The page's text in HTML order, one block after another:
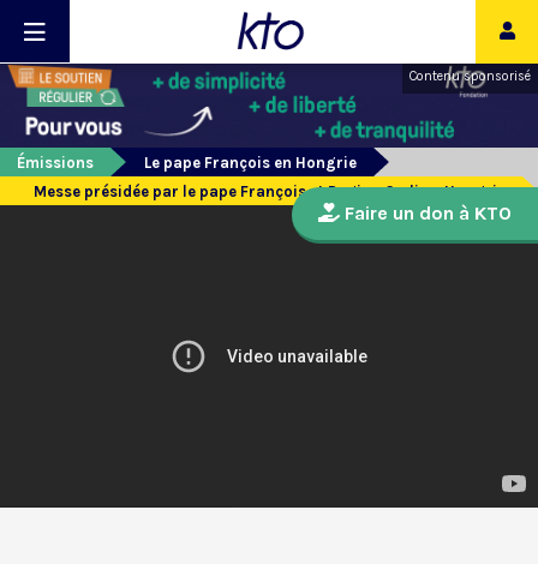
Contenu sponsorisé
Émissions
Le pape François en Hongrie
Messe présidée par le pape François et Regina Cæli en Hongrie
Faire un don à KTO